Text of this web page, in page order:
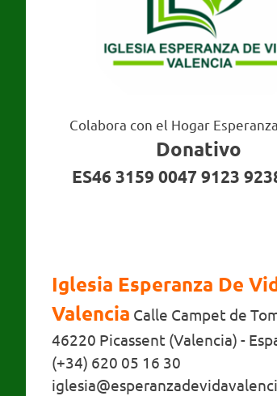
Colabora con el Hogar
Donativo
ES46 3159 0047 9123
Iglesia Esperanza De
Valencia Calle Campet de
46220 Picassent (Valencia) -
(+34) 620 05 16 30